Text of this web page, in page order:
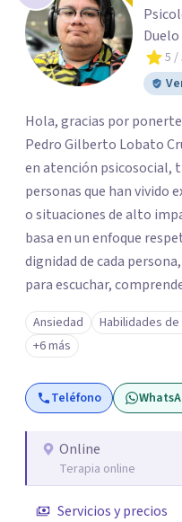
5 /
Hola, gracias por
Pedro Gilberto Lobato
en atención psicosocial,
personas que han vivido
o situaciones de alto impacto
basa en un enfoque
dignidad de cada
para escuchar,
emocionales a tu propio
importancia de
fortalezcan el bienestar,
vida. Será un gusto acompañarte en este proceso. Quedo
atento para resolver
Ansiedad Habilidades
+6 más
Teléfono
Online
Terapia online
Servicios y precios